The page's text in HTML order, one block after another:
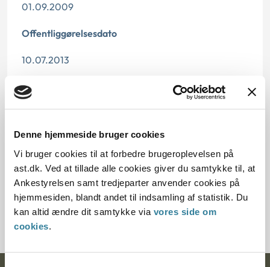
Denne hjemmeside bruger cookies
Vi bruger cookies til at forbedre brugeroplevelsen på
ast.dk. Ved at tillade alle cookies giver du samtykke til, at
Ankestyrelsen samt tredjeparter anvender cookies på
hjemmesiden, blandt andet til indsamling af statistik. Du
kan altid ændre dit samtykke via vores side om
cookies.
01.09.2009
Offentliggørelsesdato
10.07.2013
Denne principafgørelse er kasseret den 11. oktober
2019, da den er erstattet af principafgørelse 47-19.
§ 41 § 43 § 19 § 32
Journalnummer
3500527-08